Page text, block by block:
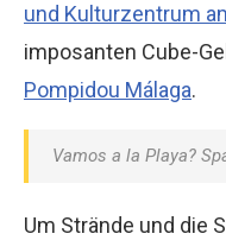
und Kulturzentrum
imposanten Cube-
Pompidou Málaga.
Vamos a la Playa?
Um Strände und die